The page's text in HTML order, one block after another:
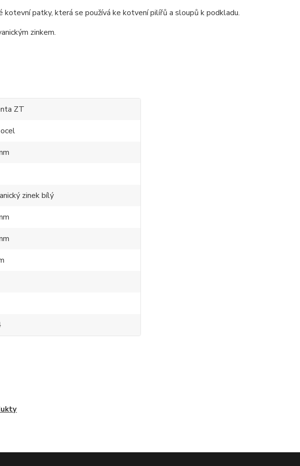
patky, která se používá ke kotvení pilířů a sloupů k podkladu.
zinkem.
ZT
zinek bílý